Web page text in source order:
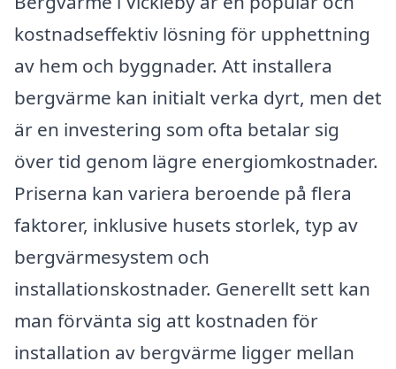
kostnadseffektiv lösning för upphettning
av hem och byggnader. Att installera
bergvärme kan initialt verka dyrt, men det
är en investering som ofta betalar sig
över tid genom lägre energiomkostnader.
Priserna kan variera beroende på flera
faktorer, inklusive husets storlek, typ av
bergvärmesystem och
installationskostnader. Generellt sett kan
man förvänta sig att kostnaden för
installation av bergvärme ligger mellan